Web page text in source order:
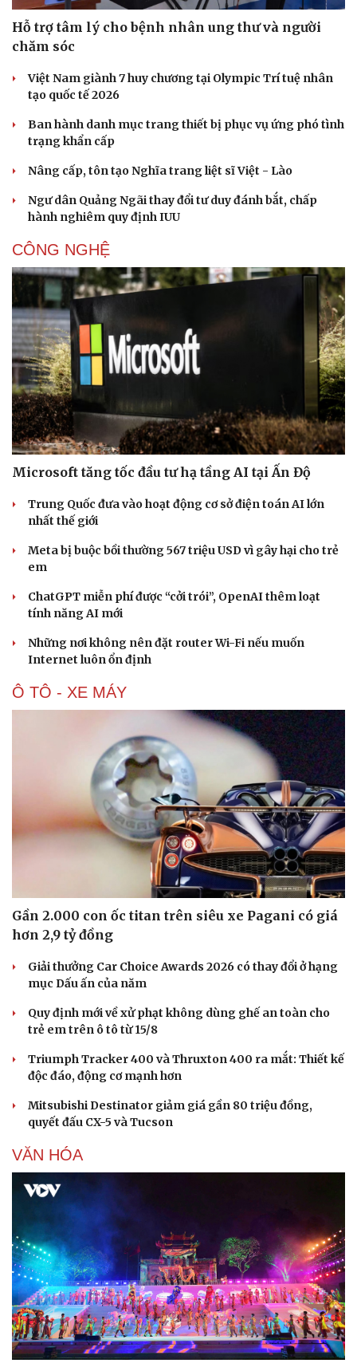
Văn học
Âm nhạc
Giải trí
Thời trang
Hỗ trợ tâm lý cho bệnh nhân ung thư và người
chăm sóc
Việt Nam giành 7 huy chương tại Olympic Trí tuệ nhân
tạo quốc tế 2026
Ban hành danh mục trang thiết bị phục vụ ứng phó tình
trạng khẩn cấp
Nâng cấp, tôn tạo Nghĩa trang liệt sĩ Việt - Lào
Ngư dân Quảng Ngãi thay đổi tư duy đánh bắt, chấp
hành nghiêm quy định IUU
CÔNG NGHỆ
Microsoft tăng tốc đầu tư hạ tầng AI tại Ấn Độ
Trung Quốc đưa vào hoạt động cơ sở điện toán AI lớn
nhất thế giới
Meta bị buộc bồi thường 567 triệu USD vì gây hại cho trẻ
em
ChatGPT miễn phí được “cởi trói”, OpenAI thêm loạt
tính năng AI mới
Những nơi không nên đặt router Wi-Fi nếu muốn
Internet luôn ổn định
Ô TÔ - XE MÁY
Gần 2.000 con ốc titan trên siêu xe Pagani có giá
hơn 2,9 tỷ đồng
Giải thưởng Car Choice Awards 2026 có thay đổi ở hạng
mục Dấu ấn của năm
Quy định mới về xử phạt không dùng ghế an toàn cho
trẻ em trên ô tô từ 15/8
Triumph Tracker 400 và Thruxton 400 ra mắt: Thiết kế
độc đáo, động cơ mạnh hơn
Mitsubishi Destinator giảm giá gần 80 triệu đồng,
quyết đấu CX-5 và Tucson
VĂN HÓA